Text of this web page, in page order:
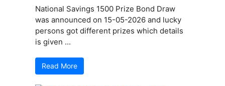
National Savings 1500 Prize Bond Draw
was announced on 15-05-2026 and lucky
persons got different prizes which details
is given ...
Read More